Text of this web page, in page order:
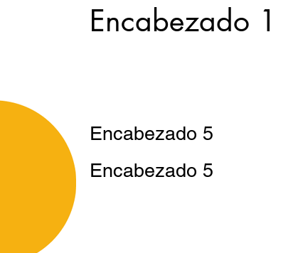
Encabezado 1
Encabezado 5
Encabezado 5